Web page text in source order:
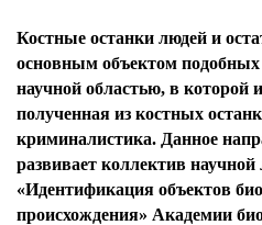
Костные останки людей и
основным объектом
научной областью, в которой
полученная из костных
криминалистика. Данное
развивает коллектив научной
«Идентификация объектов
происхождения» Академии